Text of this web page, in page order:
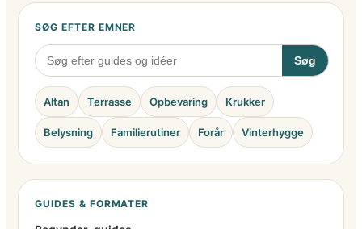
SØG EFTER EMNER
Søg
Altan Terrasse Opbevaring Krukker
Belysning Familierutiner Forår Vinterhygge
GUIDES & FORMATER